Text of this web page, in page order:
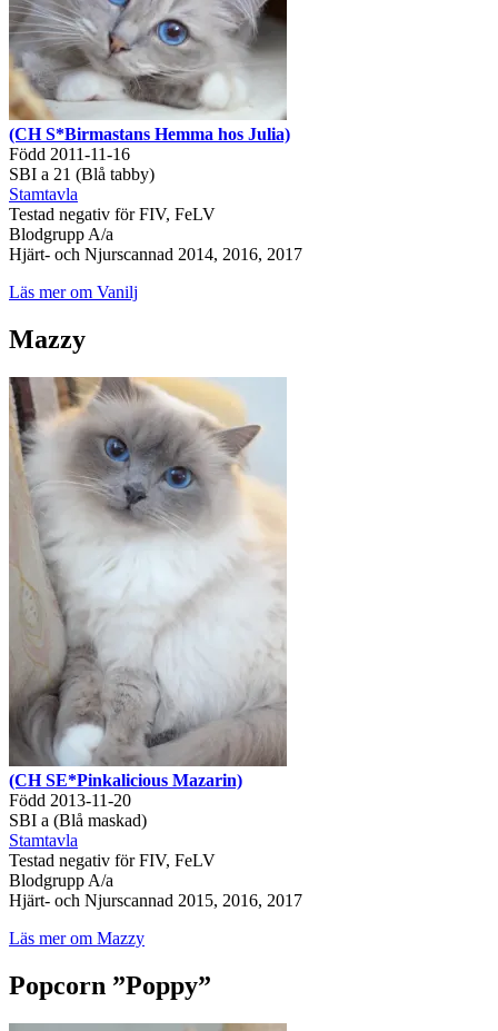
(CH S*Birmastans Hemma hos Julia)
Född 2011-11-16
SBI a 21 (Blå tabby)
Stamtavla
Testad negativ för FIV, FeLV
Blodgrupp A/a
Hjärt- och Njurscannad 2014, 2016, 2017
Läs mer om Vanilj
Mazzy
(CH SE*Pinkalicious Mazarin)
Född 2013-11-20
SBI a (Blå maskad)
Stamtavla
Testad negativ för FIV, FeLV
Blodgrupp A/a
Hjärt- och Njurscannad 2015, 2016, 2017
Läs mer om Mazzy
Popcorn ”Poppy”